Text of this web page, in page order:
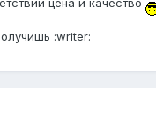
:writer: